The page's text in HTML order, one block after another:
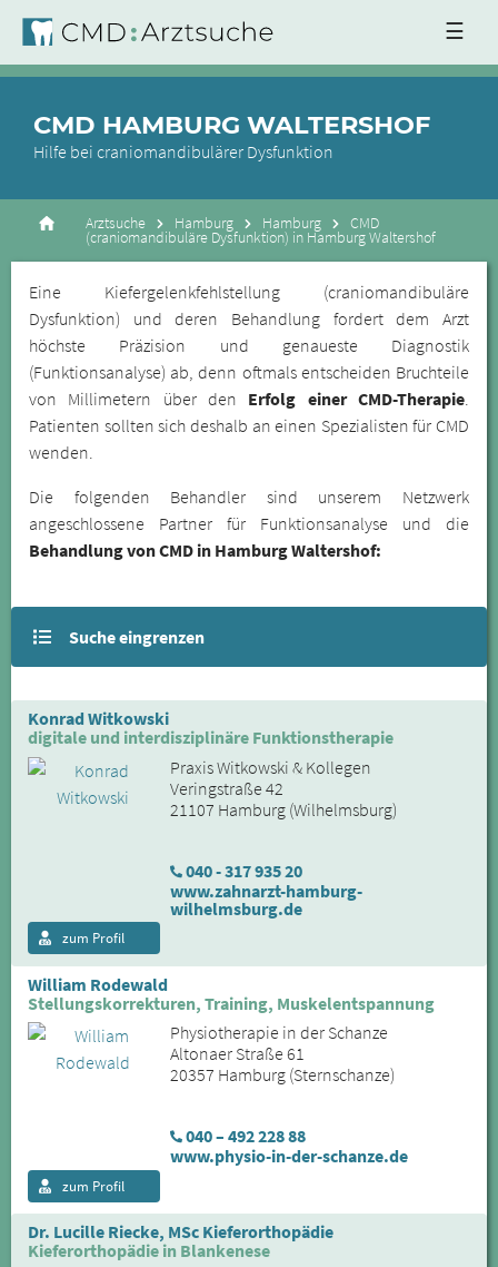
☰
CMD HAMBURG WALTERSHOF
Hilfe bei craniomandibulärer Dysfunktion
Arztsuche Hamburg Hamburg CMD
(craniomandibuläre Dysfunktion) in Hamburg Waltershof
Eine Kiefergelenkfehlstellung (craniomandibuläre
Dysfunktion) und deren Behandlung fordert dem Arzt
höchste Präzision und genaueste Diagnostik
(Funktionsanalyse) ab, denn oftmals entscheiden Bruchteile
von Millimetern über den Erfolg einer CMD-Therapie.
Patienten sollten sich deshalb an einen Spezialisten für CMD
wenden.
Die folgenden Behandler sind unserem Netzwerk
angeschlossene Partner für Funktionsanalyse und die
Behandlung von CMD in Hamburg Waltershof:
Suche eingrenzen
Konrad Witkowski
digitale und interdisziplinäre Funktionstherapie
Praxis Witkowski & Kollegen
Veringstraße 42
21107 Hamburg (Wilhelmsburg)
040 - 317 935 20
www.zahnarzt-hamburg-
wilhelmsburg.de
zum Profil
William Rodewald
Stellungskorrekturen, Training, Muskelentspannung
Physiotherapie in der Schanze
Altonaer Straße 61
20357 Hamburg (Sternschanze)
040 – 492 228 88
www.physio-in-der-schanze.de
zum Profil
Dr. Lucille Riecke, MSc Kieferorthopädie
Kieferorthopädie in Blankenese